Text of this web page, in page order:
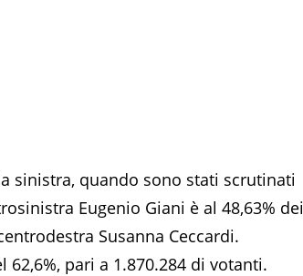
sinistra, quando sono stati scrutinati
Eugenio Giani è al 48,63% dei
Susanna Ceccardi.
62,6%, pari a 1.870.284 di votanti.